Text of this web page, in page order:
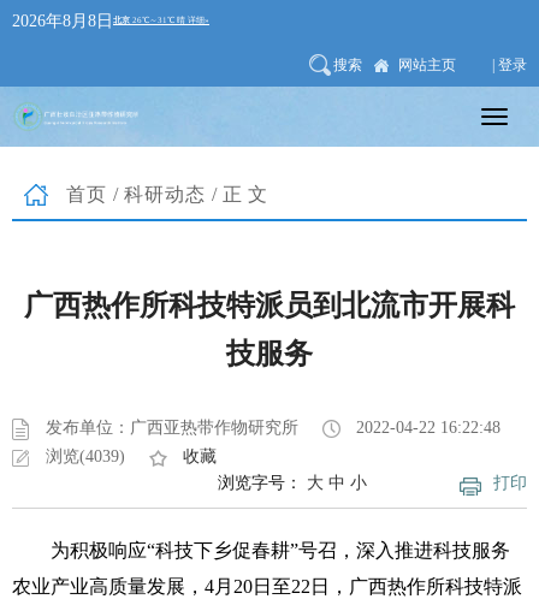
2026年8月8日
搜索 网站主页 | 登录
首页 / 科研动态 /正文
广西热作所科技特派员到北流市开展科
技服务
发布单位：广西亚热带作物研究所
2022-04-22 16:22:48
浏览(4039)
收藏
打印
浏览字号： 大 中 小
为积极响应“科技下乡促春耕”号召，深入推进科技服务
农业产业高质量发展，4月20日至22日，广西热作所科技特派